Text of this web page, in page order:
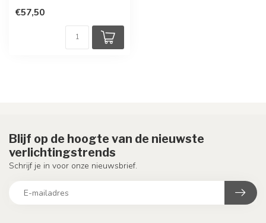
€57,50
Blijf op de hoogte van de nieuwste
verlichtingstrends
Schrijf je in voor onze nieuwsbrief.